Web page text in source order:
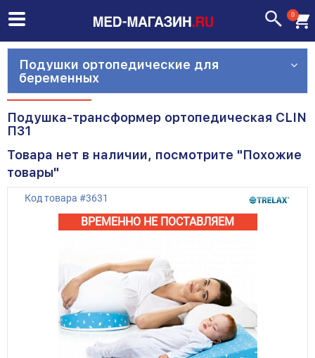
0
Подушки ортопедические для
беременных
Подушка-трансформер ортопедическая CLIN
П31
Товара нет в наличии, посмотрите "Похожие
товары"
Код товара #3631
ВРЕМЕННО НЕ ПОСТАВЛЯЕМ